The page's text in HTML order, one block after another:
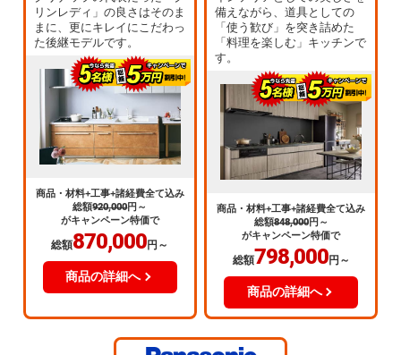
リンレディ」の良さはそのま
まに、更にキレイにこだわっ
た後継モデルです。
商品・材料+工事+諸経費全て込み
総額920,000円～
がキャンペーン特価で
総額870,000円～
商品の詳細へ
備えながら、道具としての
「使う歓び」を突き詰めた
「料理を楽しむ」キッチンで
す。
商品・材料+工事+諸経費全て込み
総額848,000円～
がキャンペーン特価で
総額798,000円～
商品の詳細へ